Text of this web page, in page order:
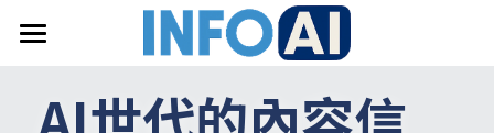
關於InfoAI